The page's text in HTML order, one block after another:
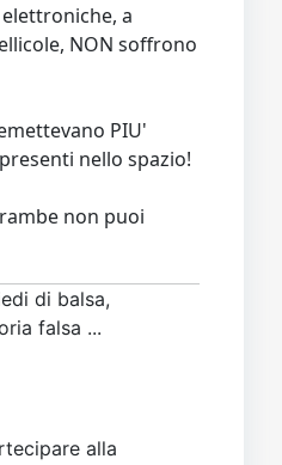
a
NON soffrono
PIU'
nello spazio!
non puoi
di balsa,
falsa ...
alla